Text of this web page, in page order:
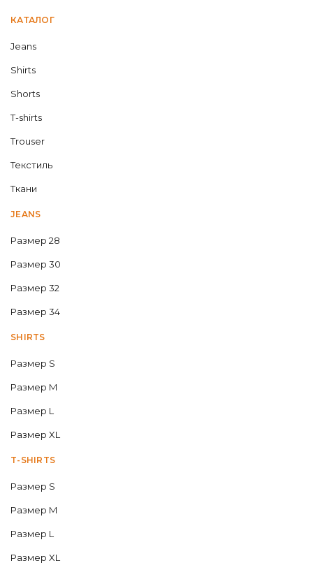
КАТАЛОГ
Jeans
Shirts
Shorts
T-shirts
Trouser
Текстиль
Ткани
JEANS
Размер 28
Размер 30
Размер 32
Размер 34
SHIRTS
Размер S
Размер M
Размер L
Размер XL
T-SHIRTS
Размер S
Размер M
Размер L
Размер XL